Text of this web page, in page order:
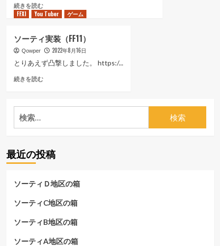
に
つ
て
さ
ら
に
む
続きを読むソ
ー
の
白
地
（暫
つ
に
FFXI You Tuber ゲーム
ソーティ実装（FF11）
Qowper 2022年8月16日
とりあえず凸撃しました。 https:/...
続きを読むソ
ィ
つ
い
さ
に
む
検
索:
最近の投稿
ソーティＤ地区の箱
ソーティC地区の箱
ソーティB地区の箱
ソーティA地区の箱